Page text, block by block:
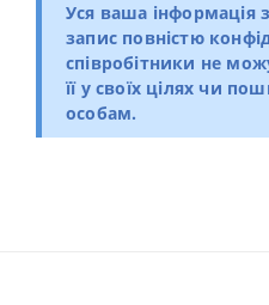
Уся ваша інформація
запис повністю
співробітники не
її у своїх цілях чи
особам.